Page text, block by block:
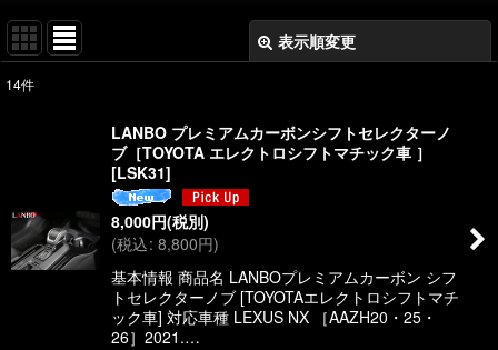
表示順変更
14件
LANBO プレミアムカーボンシフトセレクターノ
ブ［TOYOTA エレクトロシフトマチック車 ］
[LSK31]
8,000円(税別)
(税込: 8,800円)
基本情報 商品名 LANBOプレミアムカーボン シフ
トセレクターノブ [TOYOTAエレクトロシフトマチ
ック車] 対応車種 LEXUS NX ［AAZH20・25・
26］2021.…